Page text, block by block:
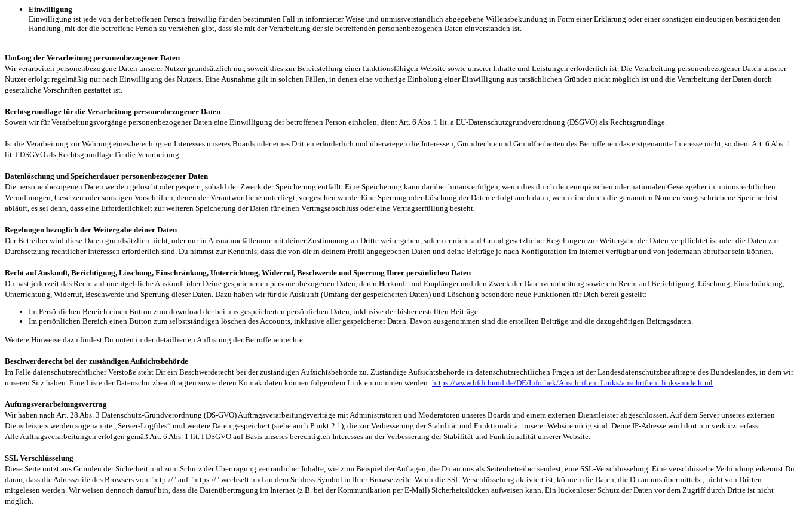
Einwilligung
Einwilligung ist jede von der betroffenen Person freiwillig für den bestimmten Fall in informierter Weise und unmissverständlich abgegebene Willensbekundung in Form einer Erklärung oder einer sonstigen eindeutigen bestätigenden
Handlung, mit der die betroffene Person zu verstehen gibt, dass sie mit der Verarbeitung der sie betreffenden personenbezogenen Daten einverstanden ist.
Umfang der Verarbeitung personenbezogener Daten
Wir verarbeiten personenbezogene Daten unserer Nutzer grundsätzlich nur, soweit dies zur Bereitstellung einer funktionsfähigen Website sowie unserer Inhalte und Leistungen erforderlich ist. Die Verarbeitung personenbezogener Daten unserer
Nutzer erfolgt regelmäßig nur nach Einwilligung des Nutzers. Eine Ausnahme gilt in solchen Fällen, in denen eine vorherige Einholung einer Einwilligung aus tatsächlichen Gründen nicht möglich ist und die Verarbeitung der Daten durch
gesetzliche Vorschriften gestattet ist.
Rechtsgrundlage für die Verarbeitung personenbezogener Daten
Soweit wir für Verarbeitungsvorgänge personenbezogener Daten eine Einwilligung der betroffenen Person einholen, dient Art. 6 Abs. 1 lit. a EU-Datenschutzgrundverordnung (DSGVO) als Rechtsgrundlage.
Ist die Verarbeitung zur Wahrung eines berechtigten Interesses unseres Boards oder eines Dritten erforderlich und überwiegen die Interessen, Grundrechte und Grundfreiheiten des Betroffenen das erstgenannte Interesse nicht, so dient Art. 6 Abs. 1
lit. f DSGVO als Rechtsgrundlage für die Verarbeitung.
Datenlöschung und Speicherdauer personenbezogener Daten
Die personenbezogenen Daten werden gelöscht oder gesperrt, sobald der Zweck der Speicherung entfällt. Eine Speicherung kann darüber hinaus erfolgen, wenn dies durch den europäischen oder nationalen Gesetzgeber in unionsrechtlichen
Verordnungen, Gesetzen oder sonstigen Vorschriften, denen der Verantwortliche unterliegt, vorgesehen wurde. Eine Sperrung oder Löschung der Daten erfolgt auch dann, wenn eine durch die genannten Normen vorgeschriebene Speicherfrist
abläuft, es sei denn, dass eine Erforderlichkeit zur weiteren Speicherung der Daten für einen Vertragsabschluss oder eine Vertragserfüllung besteht.
Regelungen bezüglich der Weitergabe deiner Daten
Der Betreiber wird diese Daten grundsätzlich nicht, oder nur in Ausnahmefällennur mit deiner Zustimmung an Dritte weitergeben, sofern er nicht auf Grund gesetzlicher Regelungen zur Weitergabe der Daten verpflichtet ist oder die Daten zur
Durchsetzung rechtlicher Interessen erforderlich sind. Du nimmst zur Kenntnis, dass die von dir in deinem Profil angegebenen Daten und deine Beiträge je nach Konfiguration im Internet verfügbar und von jedermann abrufbar sein können.
Recht auf Auskunft, Berichtigung, Löschung, Einschränkung, Unterrichtung, Widerruf, Beschwerde und Sperrung Ihrer persönlichen Daten
Du hast jederzeit das Recht auf unentgeltliche Auskunft über Deine gespeicherten personenbezogenen Daten, deren Herkunft und Empfänger und den Zweck der Datenverarbeitung sowie ein Recht auf Berichtigung, Löschung, Einschränkung,
Unterrichtung, Widerruf, Beschwerde und Sperrung dieser Daten. Dazu haben wir für die Auskunft (Umfang der gespeicherten Daten) und Löschung besondere neue Funktionen für Dich bereit gestellt:
Im Persönlichen Bereich einen Button zum download der bei uns gespeicherten persönlichen Daten, inklusive der bisher erstellten Beiträge
Im persönlichen Bereich einen Button zum selbstständigen löschen des Accounts, inklusive aller gespeicherter Daten. Davon ausgenommen sind die erstellten Beiträge und die dazugehörigen Beitragsdaten.
Weitere Hinweise dazu findest Du unten in der detaillierten Auflistung der Betroffenenrechte.
Beschwerderecht bei der zuständigen Aufsichtsbehörde
Im Falle datenschutzrechtlicher Verstöße steht Dir ein Beschwerderecht bei der zuständigen Aufsichtsbehörde zu. Zuständige Aufsichtsbehörde in datenschutzrechtlichen Fragen ist der Landesdatenschutzbeauftragte des Bundeslandes, in dem wir
unseren Sitz haben. Eine Liste der Datenschutzbeauftragten sowie deren Kontaktdaten können folgendem Link entnommen werden: https://www.bfdi.bund.de/DE/Infothek/Anschriften_Links/anschriften_links-node.html
Auftragsverarbeitungsvertrag
Wir haben nach Art. 28 Abs. 3 Datenschutz-Grundverordnung (DS-GVO) Auftragsverarbeitungsverträge mit Administratoren und Moderatoren unseres Boards und einem externen Dienstleister abgeschlossen. Auf dem Server unseres externen
Dienstleisters werden sogenannte „Server-Logfiles“ und weitere Daten gespeichert (siehe auch Punkt 2.1), die zur Verbesserung der Stabilität und Funktionalität unserer Website nötig sind. Deine IP-Adresse wird dort nur verkürzt erfasst.
Alle Auftragsverarbeitungen erfolgen gemäß Art. 6 Abs. 1 lit. f DSGVO auf Basis unseres berechtigten Interesses an der Verbesserung der Stabilität und Funktionalität unserer Website.
SSL Verschlüsselung
Diese Seite nutzt aus Gründen der Sicherheit und zum Schutz der Übertragung vertraulicher Inhalte, wie zum Beispiel der Anfragen, die Du an uns als Seitenbetreiber sendest, eine SSL-Verschlüsselung. Eine verschlüsselte Verbindung erkennst Du
daran, dass die Adresszeile des Browsers von "http://" auf "https://" wechselt und an dem Schloss-Symbol in Ihrer Browserzeile. Wenn die SSL Verschlüsselung aktiviert ist, können die Daten, die Du an uns übermittelst, nicht von Dritten
mitgelesen werden. Wir weisen dennoch darauf hin, dass die Datenübertragung im Internet (z.B. bei der Kommunikation per E-Mail) Sicherheitslücken aufweisen kann. Ein lückenloser Schutz der Daten vor dem Zugriff durch Dritte ist nicht
möglich.